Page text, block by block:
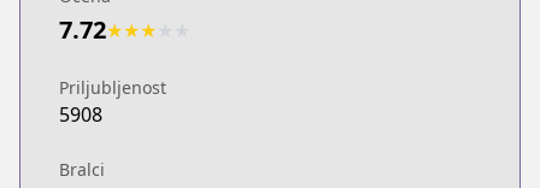
7.72★★★
Priljubljenost
5908
Bralci